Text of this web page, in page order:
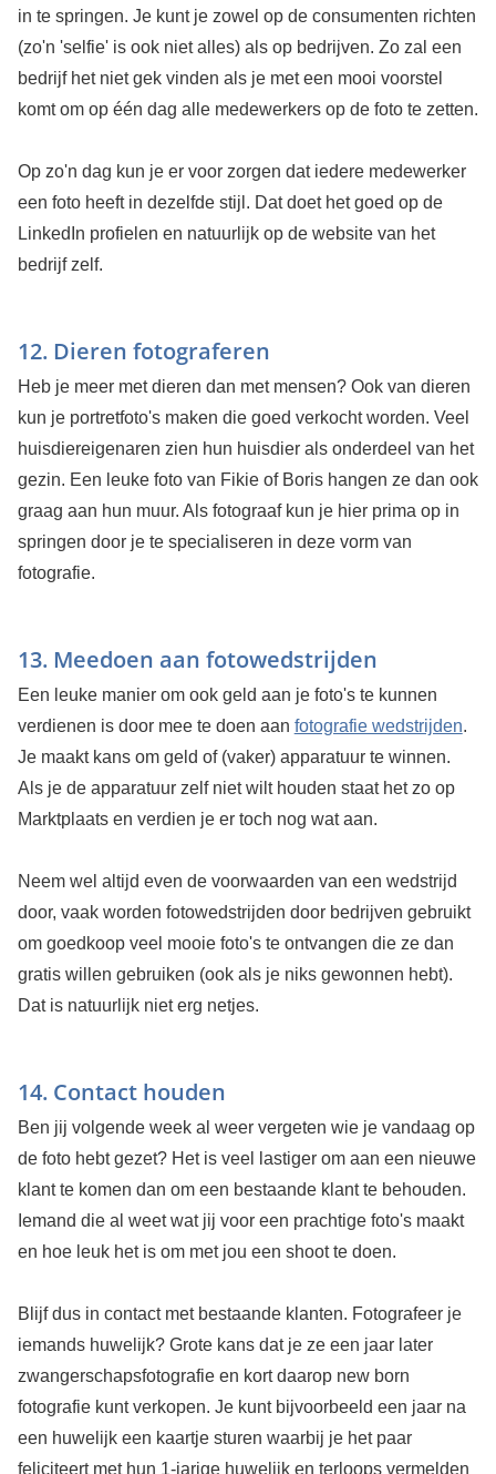
in te springen. Je kunt je zowel op de consumenten richten
(zo'n 'selfie' is ook niet alles) als op bedrijven. Zo zal een
bedrijf het niet gek vinden als je met een mooi voorstel
komt om op één dag alle medewerkers op de foto te zetten.
Op zo'n dag kun je er voor zorgen dat iedere medewerker
een foto heeft in dezelfde stijl. Dat doet het goed op de
LinkedIn profielen en natuurlijk op de website van het
bedrijf zelf.
12. Dieren fotograferen
Heb je meer met dieren dan met mensen? Ook van dieren
kun je portretfoto's maken die goed verkocht worden. Veel
huisdiereigenaren zien hun huisdier als onderdeel van het
gezin. Een leuke foto van Fikie of Boris hangen ze dan ook
graag aan hun muur. Als fotograaf kun je hier prima op in
springen door je te specialiseren in deze vorm van
fotografie.
13. Meedoen aan fotowedstrijden
Een leuke manier om ook geld aan je foto's te kunnen
verdienen is door mee te doen aan fotografie wedstrijden.
Je maakt kans om geld of (vaker) apparatuur te winnen.
Als je de apparatuur zelf niet wilt houden staat het zo op
Marktplaats en verdien je er toch nog wat aan.
Neem wel altijd even de voorwaarden van een wedstrijd
door, vaak worden fotowedstrijden door bedrijven gebruikt
om goedkoop veel mooie foto's te ontvangen die ze dan
gratis willen gebruiken (ook als je niks gewonnen hebt).
Dat is natuurlijk niet erg netjes.
14. Contact houden
Ben jij volgende week al weer vergeten wie je vandaag op
de foto hebt gezet? Het is veel lastiger om aan een nieuwe
klant te komen dan om een bestaande klant te behouden.
Iemand die al weet wat jij voor een prachtige foto's maakt
en hoe leuk het is om met jou een shoot te doen.
Blijf dus in contact met bestaande klanten. Fotografeer je
iemands huwelijk? Grote kans dat je ze een jaar later
zwangerschapsfotografie en kort daarop new born
fotografie kunt verkopen. Je kunt bijvoorbeeld een jaar na
een huwelijk een kaartje sturen waarbij je het paar
feliciteert met hun 1-jarige huwelijk en terloops vermelden